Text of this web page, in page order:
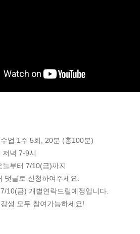
업 1주 5회, 20분 (총100분)
저녁 7-9시
부터 7/10(금)까지
댓글로 신청하여주세요.
10(금) 개별연락드릴예정입니다.
생 모두 참여가능하세요!